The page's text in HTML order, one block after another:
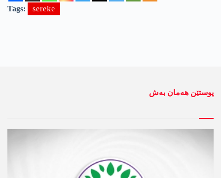
Tags: sereke
پوستێن ھەمان بەش